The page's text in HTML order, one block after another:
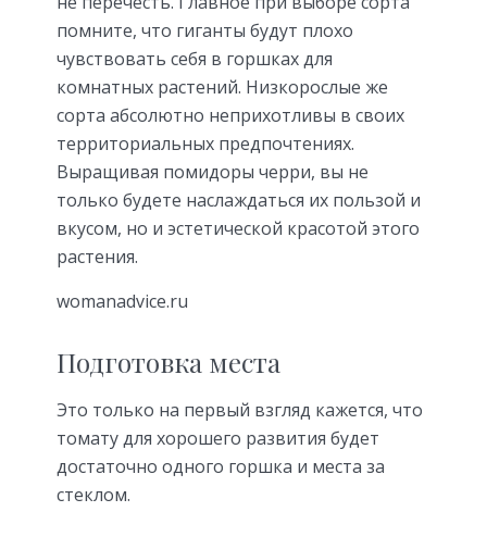
помните, что гиганты будут плохо
чувствовать себя в горшках для
комнатных растений. Низкорослые же
сорта абсолютно неприхотливы в своих
территориальных предпочтениях.
Выращивая помидоры черри, вы не
только будете наслаждаться их пользой и
вкусом, но и эстетической красотой этого
растения.
womanadvice.ru
Подготовка места
Это только на первый взгляд кажется, что
томату для хорошего развития будет
достаточно одного горшка и места за
стеклом.